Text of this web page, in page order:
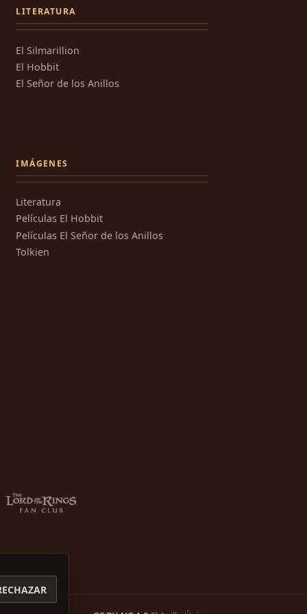
LITERATURA
El Silmarillion
El Hobbit
El Señor de los Anillos
IMÁGENES
Literatura
Películas El Hobbit
Películas El Señor de los Anillos
Tolkien